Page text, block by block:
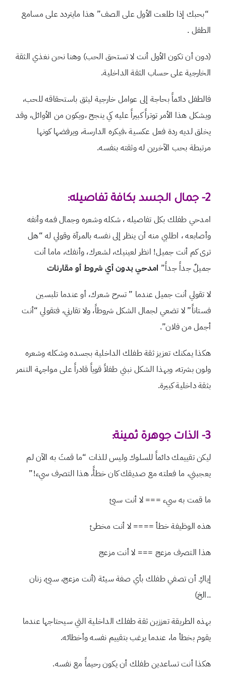
“بحبك إذا طلعت الأول على الصف” هذا مايتردد على مسامع
الطفل .
(دون أن تكون الأول أنت لا تستحق الحب) وهنا نحن نغذي الثقة
الخارجية على حساب الثقة الداخلية.
فالطفل دائماً بحاجة إلى عوامل خارجية ليثق باستحقاقه للحب،
ويشكل هذا الأمر توتراً كبيراً عليه كي ينجح ،ويكون من الأوائل، وقد
يخلق لديه ردة فعل عكسية ،فيكره الدارسة، ويرفضها كونها
مرتبطة بحب الآخرين له وثقته بنفسه.
2- جمال الجسد بكافة تفاصيله:
امدحي طفلك بكل تفاصيله ، شكله وشعره وجمال فمه وأنفه
وأصابعه ، اطلبي منه أن ينظر إلى نفسه بالمرآة وقولي له “هل
ترى كم أنت جميل! انظر لعينيك، لشعرك، وأنفك، ماما أنت
جميلٌ جداً جداً” امدحي بدون أي شروط أو مقارنات
لا تقولي أنت جميل عندما ” تسرح شعرك، أو عندما تلبسين
فستاناً” لا تضعي لجمال الشكل شروطاً، ولا تقارني، فتقولي “أنت
أجمل من فلان”.
هكذا يمكنك تعزيز ثقة طفلك الداخلية بجسده وشكله وشعره
ولون بشرته، وبهذا الشكل نبني طفلاً قوياً قادراً على مواجهة التنمر
بثقة داخلية كبيرة.
3- الذات جوهرة ثمينة:
ليكن تقييمك دائماً للسلوك وليس للذات “ما قمتَ به الآن لم
يعجبني، ما فعلته مع صديقك كان خطأً، هذا التصرف سيء!”
ما قمت به سيء === لا أنت سيئ
هذه الوظيفة خطأ ==== لا أنت مخطئ
هذا التصرف مزعج === لا أنت مزعج
إياكِ أن تصفي طفلك بأي صفة سيئة (أنت مزعج، سيئ، زنان
..الخ)
بهذه الطريقة تعززين ثقة طفلك الداخلية التي سيحتاجها عندما
يقوم بخطأ ما، عندما يرغب بتقييم نفسه وأخطائه.
هكذا أنت تساعدين طفلك أن يكون رحيماً مع نفسه.